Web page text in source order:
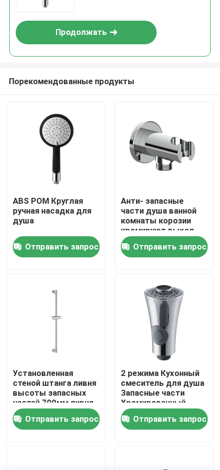
Главная страница
Продукция
О Компании
Новости
Faucet смесителя кухни
Продолжать
Порекомендованные продукты
ABS POM Круглая
ручная насадка для
душа
Отправить запрос
Анти- запасные
части душа ванной
комнаты корозии
кромируют выход
стены шланга душа
отделки
Отправить запрос
Установленная
стеной штанга ливня
высоты запасных
частей 700мм ливня
ванной комнаты
ручнаяОтправить запрос
2 режима Кухонный
смеситель для душа
Запасные части
Хромированный
АБС-пластик
Смеситель для
раковины
Отправить запрос